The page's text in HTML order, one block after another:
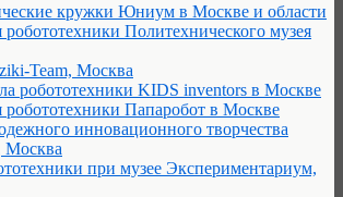
кружки Юниум в Москве и области
робототехники Политехнического музея
Team, Москва
робототехники KIDS inventors в Москве
робототехники Папаробот в Москве
инновационного творчества
Москва
при музее Экспериментариум,